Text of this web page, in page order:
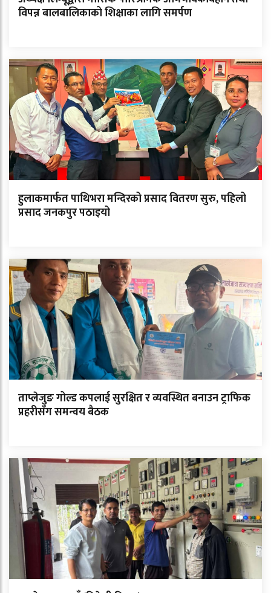
विपन्न बालबालिकाको शिक्षाका लागि समर्पण
हुलाकमार्फत पाथिभरा मन्दिरको प्रसाद वितरण सुरु, पहिलो
प्रसाद जनकपुर पठाइयो
ताप्लेजुङ गोल्ड कपलाई सुरक्षित र व्यवस्थित बनाउन ट्राफिक
प्रहरीसँग समन्वय बैठक